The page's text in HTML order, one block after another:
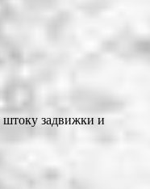
штоку задвижки и